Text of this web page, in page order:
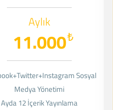
Aylık
₺
11.000
Sosyal
Medya Yönetimi
Ayda 12 İçerik Yayınlama